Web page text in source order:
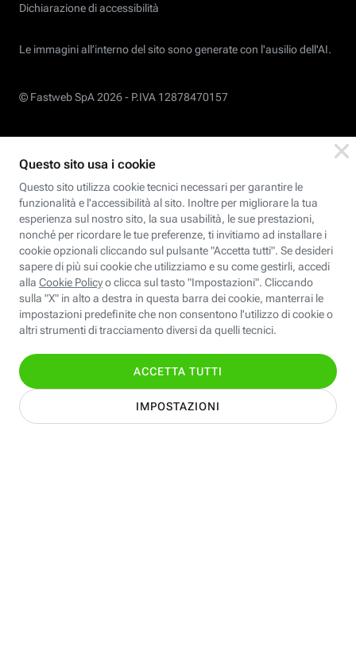
Dichiarazione di accessibilità
Le immagini all’interno del sito sono generate con l'ausilio dell'AI.
© Fastweb SpA 2026 - P.IVA 12878470157